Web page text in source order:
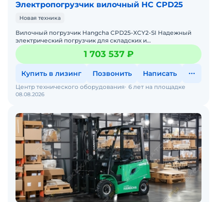
Электропогрузчик вилочный HC CPD25
Новая техника
Вилочный погрузчик Hangcha CPD25-XCY2-SI Надежный
электрический погрузчик для складских и
производственных задач Мы предлагаем: Доставку по
России от 2-х
1 703 537 ₽
Купить в лизинг Позвонить Написать
08.08.2026
Центр технического оборудования 6 лет на площадке